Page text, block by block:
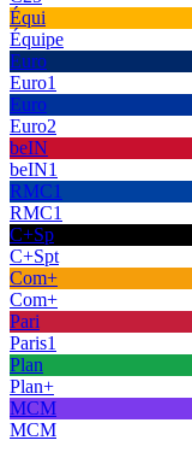
Équi
Équipe
Euro
Euro1
Euro
Euro2
beIN
beIN1
RMC1
RMC1
C+Sp
C+Spt
Com+
Com+
Pari
Paris1
Plan
Plan+
MCM
MCM